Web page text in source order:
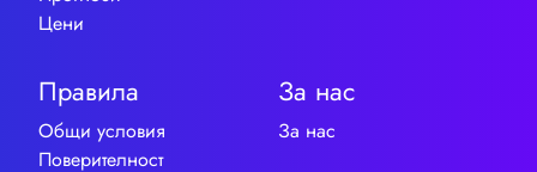
Цени
Правила
Общи условия
Поверителност
За нас
За нас